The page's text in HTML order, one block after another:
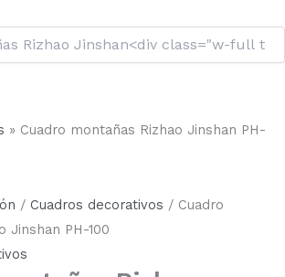
» Cuadro montañas Rizhao Jinshan PH-
/ Cuadros decorativos / Cuadro
Jinshan PH-100